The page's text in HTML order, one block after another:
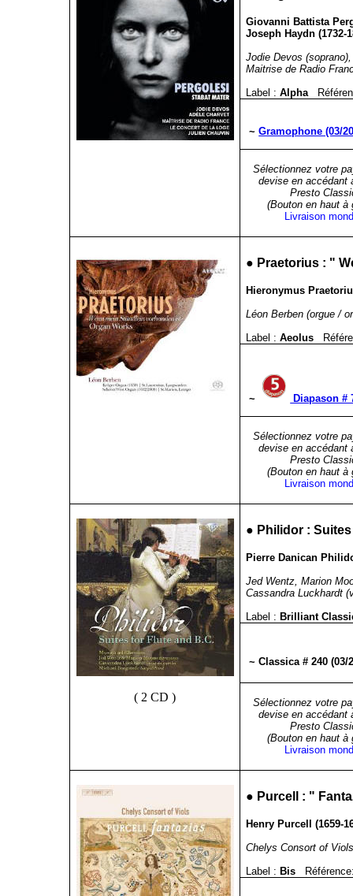
Giovanni Battista
Joseph Haydn (1732-
Jodie Devos
Maitrise de Radio
Label :Alpha
~Gramophone (03/
Sélectionnez votre
devise en accédant
Presto
(Bouton en haut à
Livraison
● Praetorius : "
Hieronymus
Léon Berben (orgue /
Label :Aeolus
~ Diapason #
Sélectionnez votre
devise en accédant
Presto
(Bouton en haut à
Livraison
( 2 CD )
● Philidor :
Pierre Danican
Jed Wentz, Marion
Cassandra Luckhardt
Label : Brilliant
~ Classica # 240 (03/
Sélectionnez votre
devise en accédant
Presto
(Bouton en haut à
Livraison
● Purcell : "
Henry Purcell (1659-
Chelys Consort of
Label : Bis